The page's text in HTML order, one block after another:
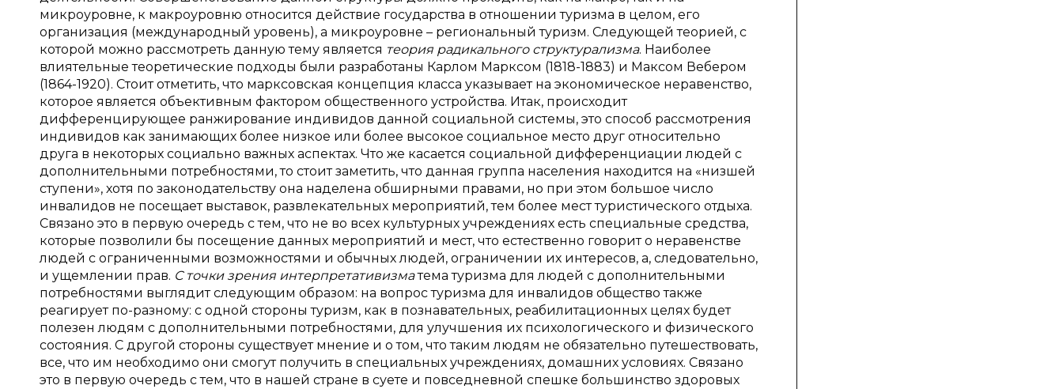
микроуровне, к макроуровню относится действие государства в отношении туризма в целом, его
организация (международный уровень), а микроуровне – региональный туризм. Следующей теорией, с
которой можно рассмотреть данную тему является теория радикального структурализма. Наиболее
влиятельные теоретические подходы были разработаны Карлом Марксом (1818-1883) и Максом Вебером
(1864-1920). Стоит отметить, что марксовская концепция класса указывает на экономическое неравенство,
которое является объективным фактором общественного устройства. Итак, происходит
дифференцирующее ранжирование индивидов данной социальной системы, это способ рассмотрения
индивидов как занимающих более низкое или более высокое социальное место друг относительно
друга в некоторых социально важных аспектах. Что же касается социальной дифференциации людей с
дополнительными потребностями, то стоит заметить, что данная группа населения находится на «низшей
ступени», хотя по законодательству она наделена обширными правами, но при этом большое число
инвалидов не посещает выставок, развлекательных мероприятий, тем более мест туристического отдыха.
Связано это в первую очередь с тем, что не во всех культурных учреждениях есть специальные средства,
которые позволили бы посещение данных мероприятий и мест, что естественно говорит о неравенстве
людей с ограниченными возможностями и обычных людей, ограничении их интересов, а, следовательно,
и ущемлении прав. С точки зрения интерпретативизматема туризма для людей с дополнительными
потребностями выглядит следующим образом: на вопрос туризма для инвалидов общество также
реагирует по-разному: с одной стороны туризм, как в познавательных, реабилитационных целях будет
полезен людям с дополнительными потребностями, для улучшения их психологического и физического
состояния. С другой стороны существует мнение и о том, что таким людям не обязательно путешествовать,
все, что им необходимо они смогут получить в специальных учреждениях, домашних условиях. Связано
это в первую очередь с тем, что в нашей стране в суете и повседневной спешке большинство здоровых